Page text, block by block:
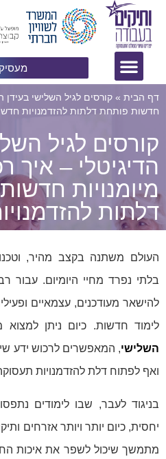
דף הבית » קורסים לגיל השלישי בעידן
חדשות פותחת דלתות להזדמנויות
קורסים לגיל
הדיגיטלי – איך
מיומנויות
דלתות
העולם משתנה בקצב מהיר,
בלתי נפרד מחיי היומיום. עבור
להישאר מעודכנים, עצמאיים
לימוד חדשות. כיום ניתן למצוא
השלישי, המאפשרים לרכוש ידע
ואף לפתוח דלת להזדמנויות
בניגוד לעבר, שבו לימודים
יחסית, כיום יותר ויותר אזרחים
מתמשך שיכול לשפר את איכות